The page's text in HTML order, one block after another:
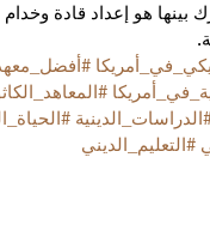
هو إعداد قادة وخدام
#التعليم_الديني